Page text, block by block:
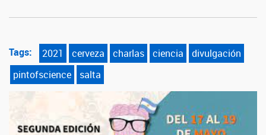
Tags: 2021 cerveza charlas ciencia
divulgación
pintofscience
salta